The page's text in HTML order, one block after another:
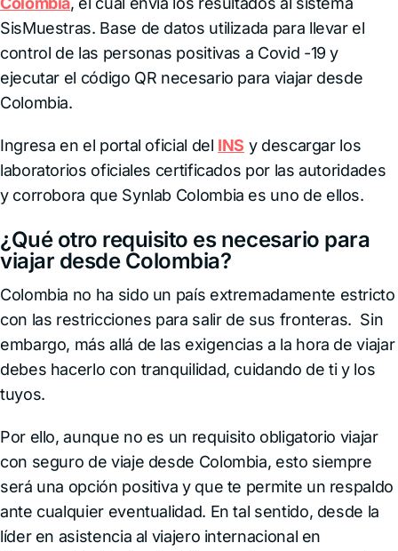
SisMuestras. Base de datos utilizada para llevar el
control de las personas positivas a Covid -19 y
ejecutar el código QR necesario para viajar desde
Colombia.
Ingresa en el portal oficial del INS y descargar los
laboratorios oficiales certificados por las autoridades
y corrobora que Synlab Colombia es uno de ellos.
¿Qué otro requisito es necesario para
viajar desde Colombia?
Colombia no ha sido un país extremadamente estricto
con las restricciones para salir de sus fronteras. Sin
embargo, más allá de las exigencias a la hora de viajar
debes hacerlo con tranquilidad, cuidando de ti y los
tuyos.
Por ello, aunque no es un requisito obligatorio viajar
con seguro de viaje desde Colombia, esto siempre
será una opción positiva y que te permite un respaldo
ante cualquier eventualidad. En tal sentido, desde la
líder en asistencia al viajero internacional en